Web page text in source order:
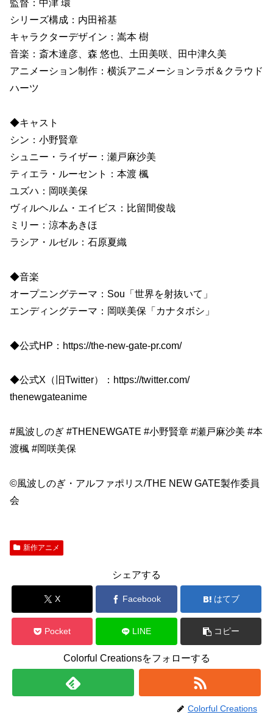
監督：中津 環
シリーズ構成：内田裕基
キャラクターデザイン：嵩本 樹
音楽：斎木達彦、森 悠也、土田美咲、田中津久美
アニメーション制作：横浜アニメーションラボ＆クラウド
ハーツ
◆キャスト
シン：小野賢章
シュニー・ライザー：瀬戸麻沙美
ティエラ・ルーセント：本渡 楓
ユズハ：岡咲美保
ヴィルヘルム・エイビス：比留間俊哉
ミリー：涼本あきほ
ラシア・ルゼル：石原夏織
◆音楽
オープニングテーマ：Sou「世界を射抜いて」
エンディングテーマ：岡咲美保「カナタボシ」
◆公式HP：https://the-new-gate-pr.com/
◆公式X（旧Twitter）：https://twitter.com/
thenewgateanime
#風波しのぎ #THENEWGATE #小野賢章 #瀬戸麻沙美 #本
渡楓 #岡咲美保
©風波しのぎ・アルファポリス/THE NEW GATE製作委員
会
新作アニメ
シェアする
X Facebook はてブ
Pocket LINE コピー
Colorful Creationsをフォローする
Colorful Creations